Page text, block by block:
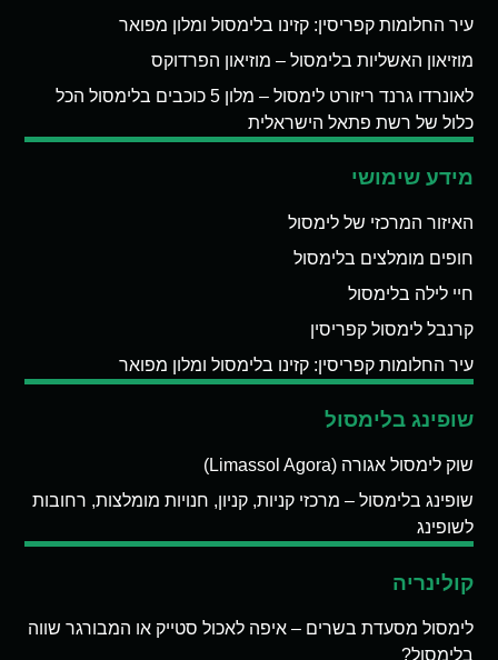
עיר החלומות קפריסין: קזינו בלימסול ומלון מפואר
מוזיאון האשליות בלימסול – מוזיאון הפרדוקס
לאונרדו גרנד ריזורט לימסול – מלון 5 כוכבים בלימסול הכל
כלול של רשת פתאל הישראלית
מידע שימושי
האיזור המרכזי של לימסול
חופים מומלצים בלימסול
חיי לילה בלימסול
קרנבל לימסול קפריסין
עיר החלומות קפריסין: קזינו בלימסול ומלון מפואר
שופינג בלימסול
שוק לימסול אגורה (Limassol Agora)
שופינג בלימסול – מרכזי קניות, קניון, חנויות מומלצות, רחובות
לשופינג
קולינריה
לימסול מסעדת בשרים – איפה לאכול סטייק או המבורגר שווה
בלימסול?